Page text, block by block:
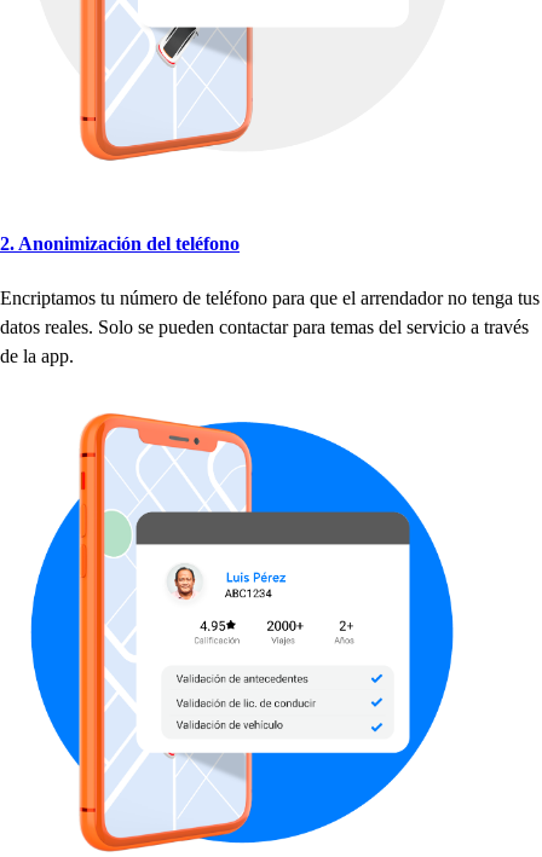
2. Anonimización del teléfono
Encriptamos tu número de teléfono para que el arrendador no tenga tus
datos reales. Solo se pueden contactarpara temas del servicio a través
de la app.